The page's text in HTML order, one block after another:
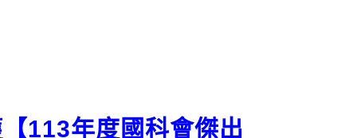
113年度國科會傑出